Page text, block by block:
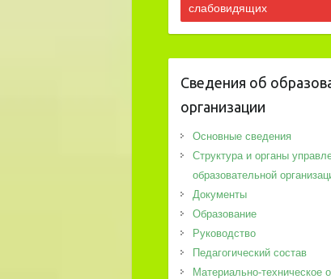
слабовидящих
Сведения об
организации
Основные сведения
Структура и органы
образовательной
Документы
Образование
Руководство
Педагогический состав
Материально-техническое